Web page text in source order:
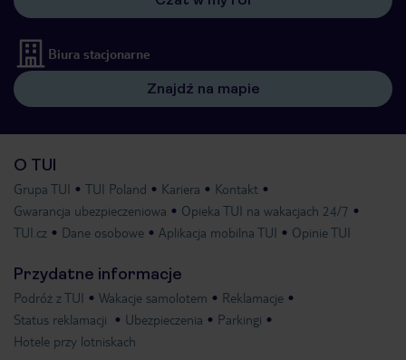
Biura stacjonarne
Znajdź na mapie
O TUI
Grupa TUI TUI Poland Kariera
Kontakt
Gwarancja ubezpieczeniowa
Opieka TUI na wakacjach 24/7
TUI.cz
Dane osobowe Aplikacja mobilna TUI Opinie TUI
Przydatne informacje
Podróż z TUI Wakacje samolotem
Reklamacje
Status reklamacji
Ubezpieczenia
Parkingi
Hotele przy lotniskach